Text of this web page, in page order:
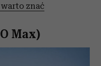
znać
Max)